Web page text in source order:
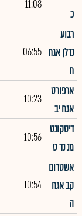
כ
11:08
רבוע
נדלן אגח
ח
06:55
ארפורט
אגח יב
10:23
דיסקונט
מנ נד ט
10:56
אשטרום
קב אגח
ה
10:54